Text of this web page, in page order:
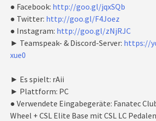
● Facebook: http://goo.gl/jqxSQb
● Twitter: http://goo.gl/F4Joez
● Instagram: http://goo.gl/zNjRJC
► Teamspeak- & Discord-Server: https://
xue0
► Es spielt: rAii
► Plattform: PC
● Verwendete Eingabegeräte: Fanatec
Wheel + CSL Elite Base mit CSL LC Pedalen